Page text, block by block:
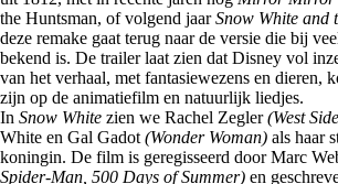
the Huntsman, of volgend jaarSnow White and
deze remake gaat terug naar de versie die bij
bekend is. De trailer laat zien dat Disney vol
van het verhaal, met fantasiewezens en dieren,
zijn op de animatiefilm en natuurlijk liedjes.
In Snow White zien we Rachel Zegler(West
White en Gal Gadot (Wonder Woman) als haar
koningin. De film is geregisseerd door Marc
Spider-Man, 500 Days of Summer) en